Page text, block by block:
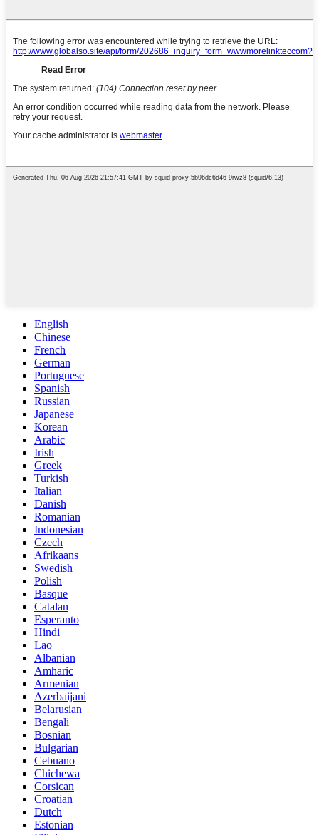
English
Chinese
French
German
Portuguese
Spanish
Russian
Japanese
Korean
Arabic
Irish
Greek
Turkish
Italian
Danish
Romanian
Indonesian
Czech
Afrikaans
Swedish
Polish
Basque
Catalan
Esperanto
Hindi
Lao
Albanian
Amharic
Armenian
Azerbaijani
Belarusian
Bengali
Bosnian
Bulgarian
Cebuano
Chichewa
Corsican
Croatian
Dutch
Estonian